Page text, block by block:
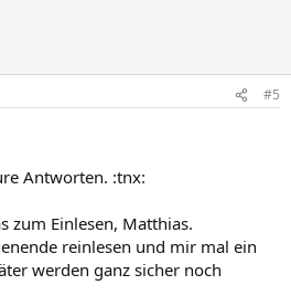
#5
Antworten. :tnx:
zum Einlesen, Matthias.
reinlesen und mir mal ein
werden ganz sicher noch